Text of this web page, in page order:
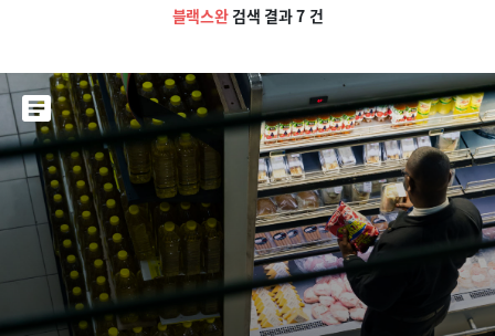
블랙스완검색 결과 7 건